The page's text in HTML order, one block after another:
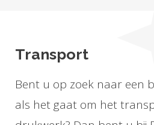
Transport
Bent u op zoek naar een
als het gaat om het